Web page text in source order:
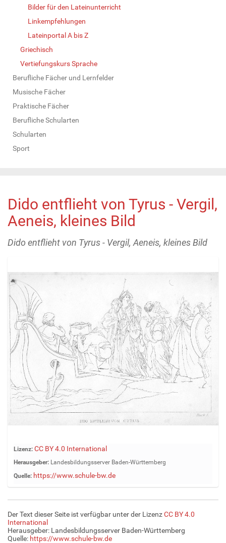
Bilder für den Lateinunterricht
Linkempfehlungen
Lateinportal A bis Z
Griechisch
Vertiefungskurs Sprache
Berufliche Fächer und Lernfelder
Musische Fächer
Praktische Fächer
Berufliche Schularten
Schularten
Sport
Dido entflieht von Tyrus - Vergil,
Aeneis, kleines Bild
Dido entflieht von Tyrus - Vergil, Aeneis, kleines Bild
Z
e
g
e
B
l
d
i
Lizenz: CC BY 4.0 International
Herausgeber: Landesbildungsserver Baden-Württemberg
Quelle: https://www.schule-bw.de
Der Text dieser Seite ist verfügbar unter der LizenzCC BY 4.0
International
Herausgeber: Landesbildungsserver Baden-Württemberg
Quelle: https://www.schule-bw.de